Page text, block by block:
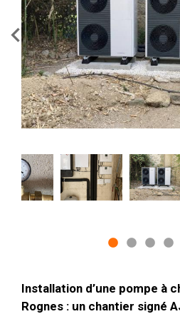
Installation d’une pompe à
Rognes : un chantier signé